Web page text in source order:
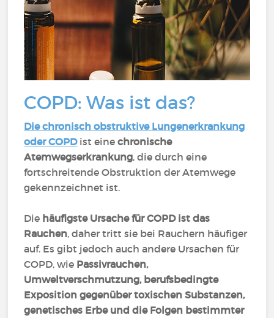
COPD: Was ist das?
Die chronisch obstruktive Lungenerkrankung
oder COPDist einechronische
Atemwegserkrankung, die durch eine
fortschreitende Obstruktion der Atemwege
gekennzeichnet ist.
Die häufigste Ursache für COPD ist das
Rauchen, daher tritt sie bei Rauchern häufiger
auf. Es gibt jedoch auch andere Ursachen für
COPD, wie Passivrauchen,
Umweltverschmutzung, berufsbedingte
Exposition gegenüber toxischen Substanzen,
genetisches Erbe und die Folgen bestimmter